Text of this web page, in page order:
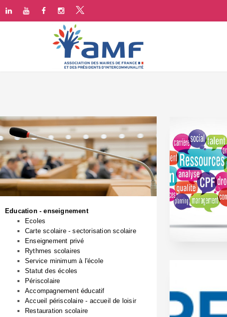
Education - enseignement
Ecoles
Carte scolaire - sectorisation scolaire
Enseignement privé
Rythmes scolaires
Service minimum à l'école
Statut des écoles
Périscolaire
Accompagnement éducatif
Accueil périscolaire - accueil de loisir
Restauration scolaire